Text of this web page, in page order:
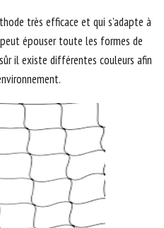
très efficace et qui s’adapte à
épouser toute les formes de
il existe différentes couleurs afin